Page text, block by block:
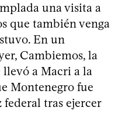
una visita a
que también venga
En un
Cambiemos, la
a Macri a la
Montenegro fue
federal tras ejercer